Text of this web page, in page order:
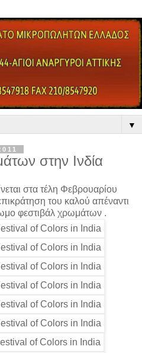
▼
στην Ινδία
στα τέλη Φεβρουαρίου
του καλού απέναντι
φεστιβάλ χρωμάτων .